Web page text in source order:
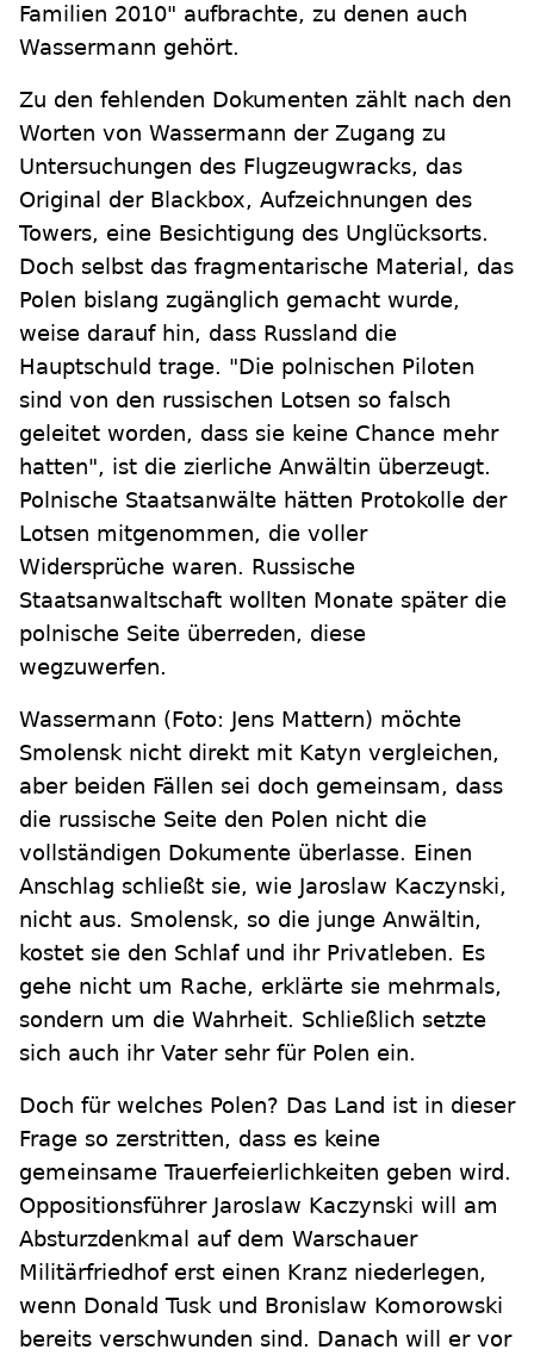
Familien 2010" aufbrachte, zu denen auch
Wassermann gehört.
Zu den fehlenden Dokumenten zählt nach den
Worten von Wassermann der Zugang zu
Untersuchungen des Flugzeugwracks, das
Original der Blackbox, Aufzeichnungen des
Towers, eine Besichtigung des Unglücksorts.
Doch selbst das fragmentarische Material, das
Polen bislang zugänglich gemacht wurde,
weise darauf hin, dass Russland die
Hauptschuld trage. "Die polnischen Piloten
sind von den russischen Lotsen so falsch
geleitet worden, dass sie keine Chance mehr
hatten", ist die zierliche Anwältin überzeugt.
Polnische Staatsanwälte hätten Protokolle der
Lotsen mitgenommen, die voller
Widersprüche waren. Russische
Staatsanwaltschaft wollten Monate später die
polnische Seite überreden, diese
wegzuwerfen.
Wassermann (Foto: Jens Mattern) möchte
Smolensk nicht direkt mit Katyn vergleichen,
aber beiden Fällen sei doch gemeinsam, dass
die russische Seite den Polen nicht die
vollständigen Dokumente überlasse. Einen
Anschlag schließt sie, wie Jaroslaw Kaczynski,
nicht aus. Smolensk, so die junge Anwältin,
kostet sie den Schlaf und ihr Privatleben. Es
gehe nicht um Rache, erklärte sie mehrmals,
sondern um die Wahrheit. Schließlich setzte
sich auch ihr Vater sehr für Polen ein.
Doch für welches Polen? Das Land ist in dieser
Frage so zerstritten, dass es keine
gemeinsame Trauerfeierlichkeiten geben wird.
Oppositionsführer Jaroslaw Kaczynski will am
Absturzdenkmal auf dem Warschauer
Militärfriedhof erst einen Kranz niederlegen,
wenn Donald Tusk und Bronislaw Komorowski
bereits verschwunden sind. Danach will er vor